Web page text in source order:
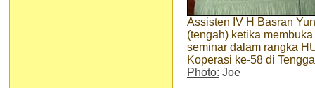
Assisten IV H Basran
(tengah) ketika membuka
seminar dalam rangka
Koperasi ke-58 di
Photo: Joe